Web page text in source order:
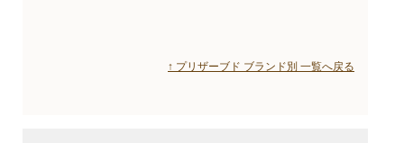
↑ プリザーブド ブランド別 一覧へ戻る